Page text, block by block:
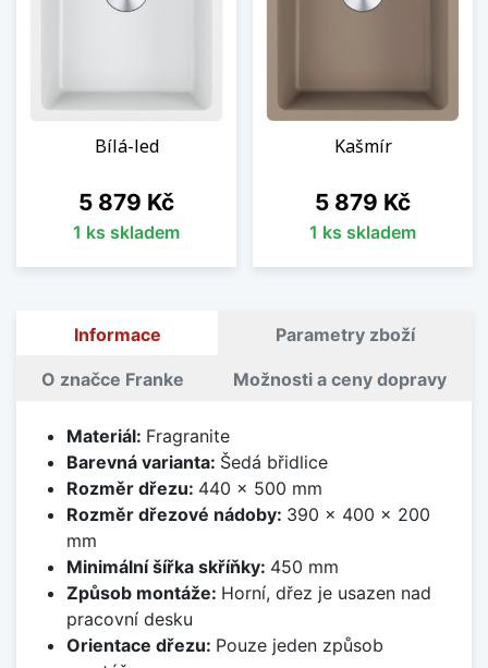
Bílá-led
Cena
5 879 Kč
1 ks skladem
Kašmír
Cena
5 879 Kč
1 ks skladem
Informace Parametry zboží
O značce Franke Možnosti a ceny dopravy
Materiál: Fragranite
Barevná varianta: Šedá břidlice
Rozměr dřezu: 440 x 500 mm
Rozměr dřezové nádoby: 390 x 400 x 200
mm
Minimální šířka skříňky: 450 mm
Způsob montáže: Horní, dřez je usazen nad
pracovní desku
Orientace dřezu: Pouze jeden způsob